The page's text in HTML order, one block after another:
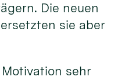
Die neuen
sie aber
sehr